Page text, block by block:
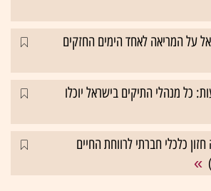
על המריאה לאחד הימים החזקים
כל מנהלי התיקים בישראל יוכלו
כלכלי חברתי לרווחת החיים
)